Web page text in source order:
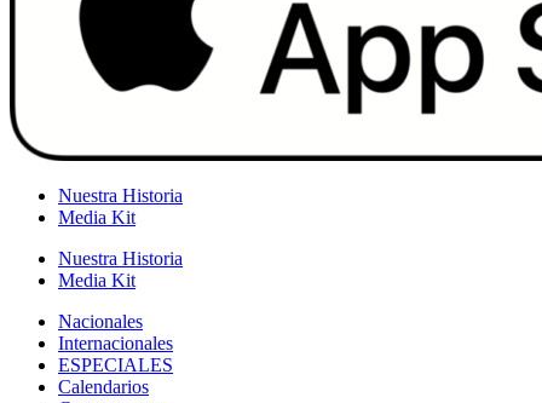
Nuestra Historia
Media Kit
Nuestra Historia
Media Kit
Nacionales
Internacionales
ESPECIALES
Calendarios